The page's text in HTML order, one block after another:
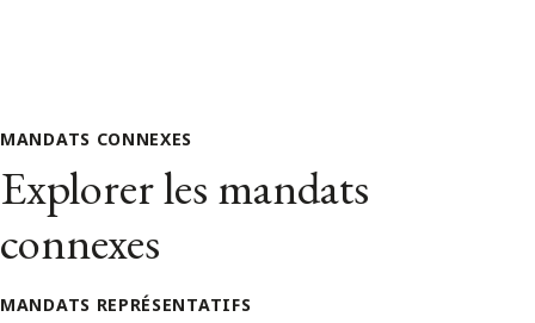
MANDATS CONNEXES
Explorer les mandats
connexes
MANDATS REPRÉSENTATIFS